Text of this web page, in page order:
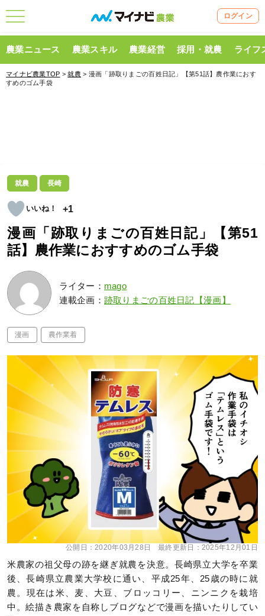
ログイン
農業ニュース 農業スキル 農業経営 採用・就農 ライフ
マイナビ農業TOP >就農 > 漫画「跡取りまごの百姓日記」【第51話】農作業におす
すめのゴム手袋
就農 長崎
+1
漫画「跡取りまごの百姓日記」【第51
話】農作業におすすめのゴム手袋
ライター： mago
連載企画： 跡取りまごの百姓日記【漫画】
漫画 農作業着
公開日：2020年03月28日 最終更新日： 2025年12月01日
米農家の祖父母の跡を継ぎ就農を決意。長崎県立大学を卒業
後、長崎県立農業大学校に通い、平成25年、25歳の時に就
農。現在は米、麦、大豆、ブロッコリー、ニンニクを栽培
中。絵描き農家を自称しブログなどで漫画を描いたりしてい